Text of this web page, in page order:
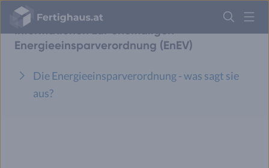
Fertighaus
Logo
Anmelden
Informationen zur ehemaligen
Energieeinsparverordnung (EnEV)
Die Energieeinsparverordnung - was sagt sie
aus?